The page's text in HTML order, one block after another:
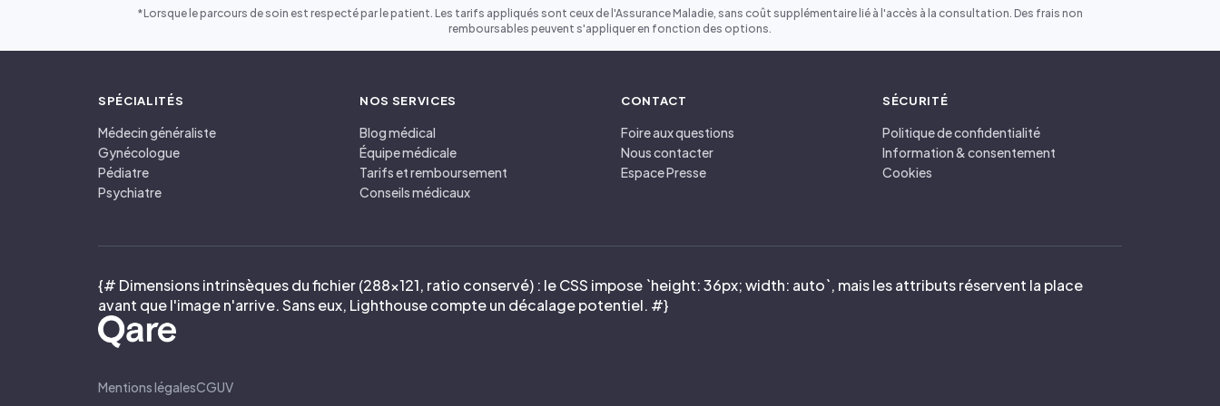
*Lorsque le parcours de soin est respecté par le patient. Les tarifs appliqués sont ceux de l'Assurance Maladie, sans coût supplémentaire lié à l'accès à la consultation. Des frais non
remboursables peuvent s'appliquer en fonction des options.
SPÉCIALITÉS
Médecin généraliste
Gynécologue
Pédiatre
Psychiatre
NOS SERVICES
Blog médical
Équipe médicale
Tarifs et remboursement
Conseils médicaux
CONTACT
Foire aux questions
Nous contacter
Espace Presse
SÉCURITÉ
Politique de confidentialité
Information & consentement
Cookies
{# Dimensions intrinsèques du fichier (288×121, ratio conservé) : le CSS impose `height: 36px; width: auto`, mais les attributs réservent la place
avant que l'image n'arrive. Sans eux, Lighthouse compte un décalage potentiel. #}
Mentions légalesCGUV